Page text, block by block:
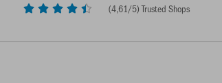
(4,61/5) Trusted Shops